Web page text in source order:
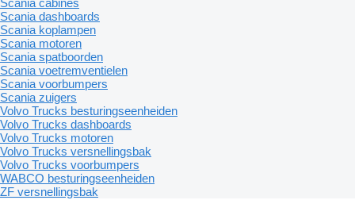
Scania cabines
Scania dashboards
Scania koplampen
Scania motoren
Scania spatboorden
Scania voetremventielen
Scania voorbumpers
Scania zuigers
Volvo Trucks besturingseenheiden
Volvo Trucks dashboards
Volvo Trucks motoren
Volvo Trucks versnellingsbak
Volvo Trucks voorbumpers
WABCO besturingseenheiden
ZF versnellingsbak